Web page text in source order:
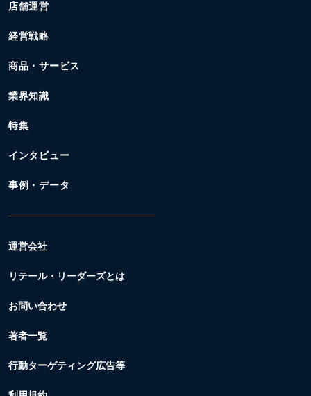
店舗運営
経営戦略
商品・サービス
業界知識
特集
インタビュー
事例・データ
運営会社
リテール・リーダーズとは
お問い合わせ
著者一覧
行動ターゲティング広告等